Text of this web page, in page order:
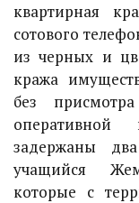
квартирная
сотового
из черных и
кража
без
задержаны
учащийся
которые с